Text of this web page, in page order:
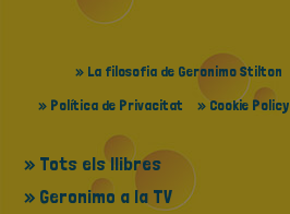
» La filosofia de Geronimo Stilton
» Política de Privacitat
» Cookie Policy
» Tots els llibres
» Geronimo a la TV